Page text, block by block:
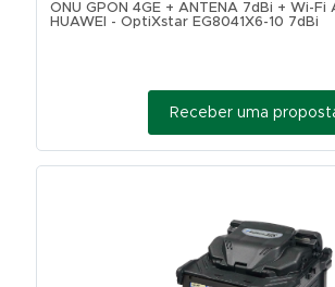
ONU GPON 4GE + ANTENA 7dBi + Wi-
HUAWEI - OptiXstar EG8041X6-10 7dBi
Receber uma